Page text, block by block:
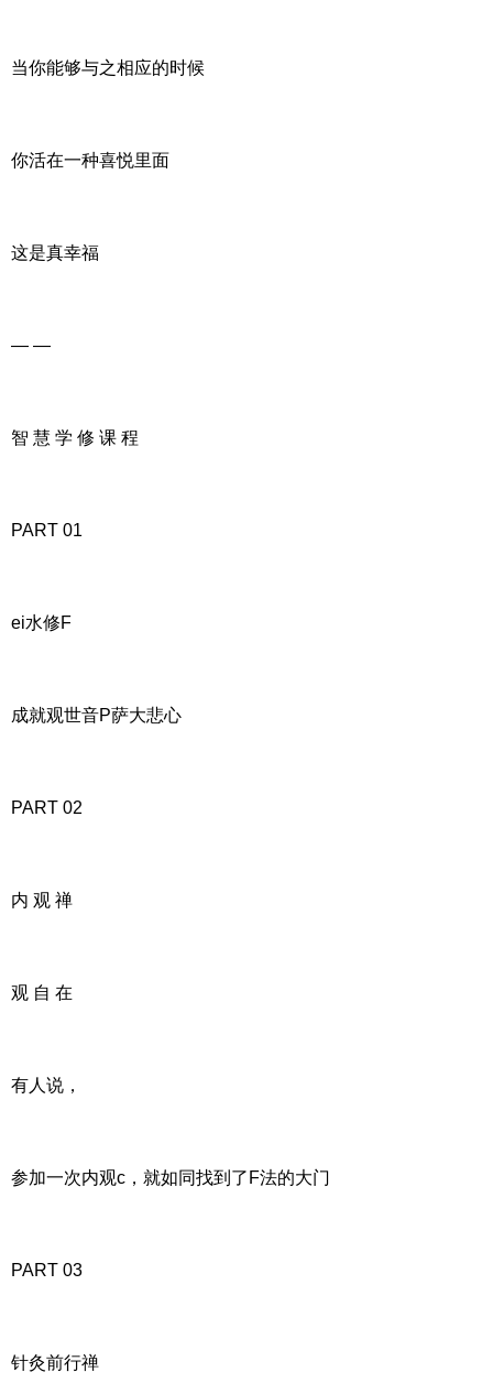
当你能够与之相应的时候
你活在一种喜悦里面
这是真幸福
— —
智 慧 学 修 课 程
PART 01
ei水修F
成就观世音P萨大悲心
PART 02
内 观 禅
观 自 在
有人说，
参加一次内观c，就如同找到了F法的大门
PART 03
针灸前行禅